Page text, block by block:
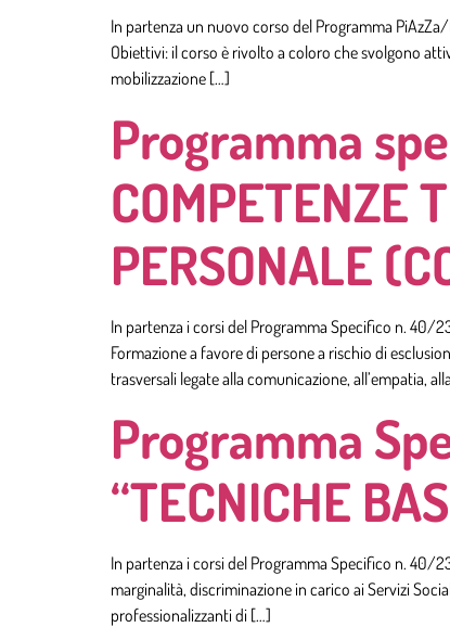
In partenza un nuovo corso del Programma
Obiettivi: il corso è rivolto a coloro che svolgono
mobilizzazione […]
Programma
COMPETENZE
PERSONALE
In partenza i corsi del Programma Specifico n. 40/23:
Formazione a favore di persone a rischio di
trasversali legate alla comunicazione, all’empatia,
Programma
“TECNICHE
In partenza i corsi del Programma Specifico n. 40/
marginalità, discriminazione in carico ai Servizi
professionalizzanti di […]